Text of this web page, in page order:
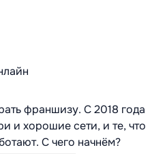
франшизу. С 2018 года
и хорошие сети, и те, что
С чего начнём?